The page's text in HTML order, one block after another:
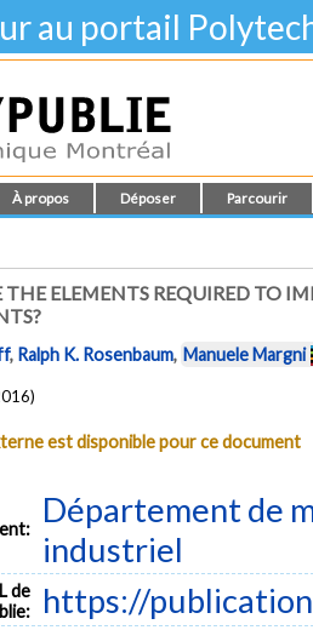
au portail
À propos Déposer Parcourir
ELEMENTS REQUIRED TO
, Ralph K. Rosenbaum, Manuele Margni
est disponible pour ce document
Département de
industriel
de
https://